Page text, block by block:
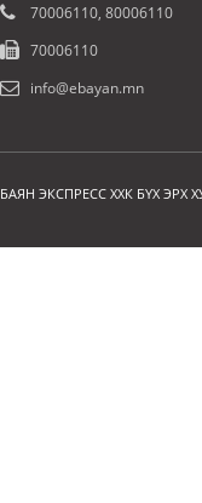
70006110, 80006110
70006110
info@ebayan.mn
БАЯН ЭКСПРЕСС ХХК БҮХ